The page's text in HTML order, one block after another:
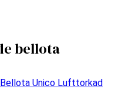
bellota